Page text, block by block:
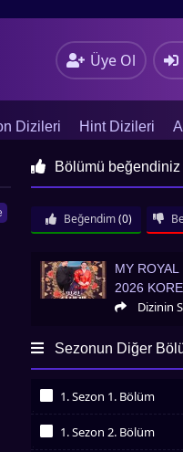
Üye Ol
Dizileri Hint Dizileri
Bölümü beğendiniz
Beğendim (0)
My Royal Nemesis 2026 Kore
MY ROYAL
2026 KORE
Dizinin
Sezonun Diğer
1. Sezon 1. Bölüm
1. Sezon 2. Bölüm